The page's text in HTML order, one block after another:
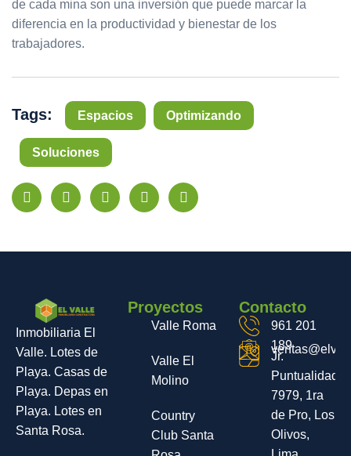
de cada mina son una inversión que puede marcar la
diferencia en la productividad y bienestar de los
trabajadores.
Tags: Espacios Optimizando
Soluciones
Inmobiliaria El
Valle. Lotes de
Playa. Casas de
Playa. Depas en
Playa. Lotes en
Santa Rosa.
Proyectos
Valle Roma
Valle El
Molino
Country
Club Santa
Contacto
961 201
189
Jr.
Puntualidad
7979, 1ra
de Pro, Los
Olivos,